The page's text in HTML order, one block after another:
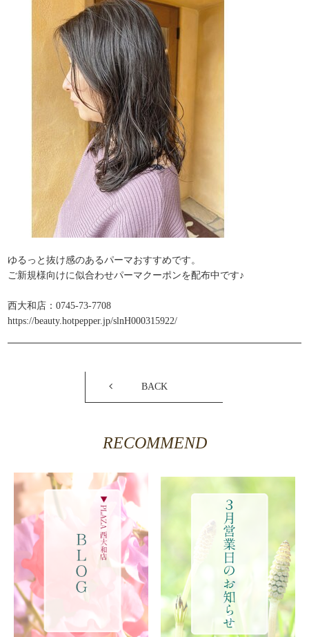
ゆるっと抜け感のあるパーマおすすめです。
ご新規様向けに似合わせパーマクーポンを配布中です♪
西大和店：0745-73-7708
https://beauty.hotpepper.jp/slnH000315922/
BACK
RECOMMEND